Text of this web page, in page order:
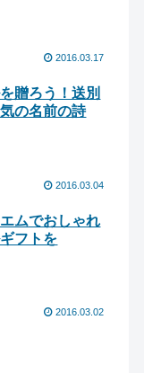
2016.03.17
贈ろう！送別
の名前の詩
2016.03.04
ムでおしゃれ
フトを
2016.03.02